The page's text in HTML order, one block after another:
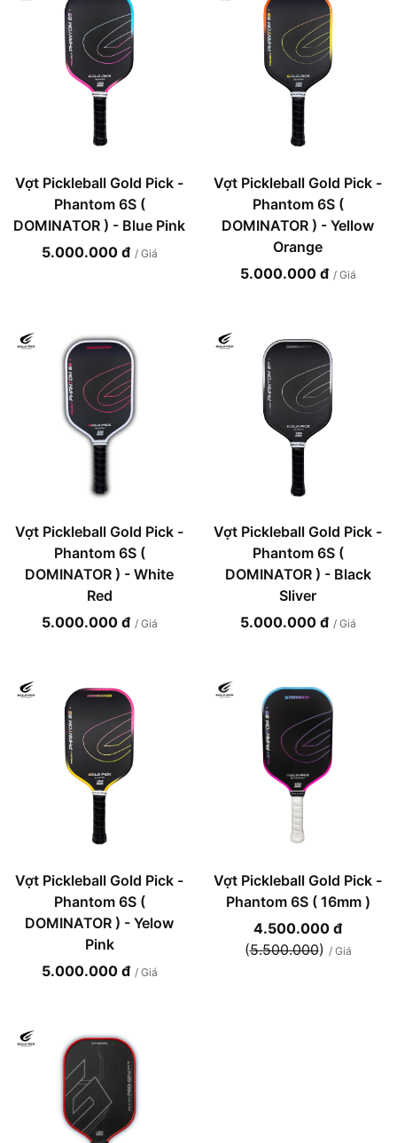
Vợt Pickleball Gold Pick -
Phantom 6S (
DOMINATOR ) - Blue Pink
5.000.000 đ / Giá
Vợt Pickleball Gold Pick -
Phantom 6S (
DOMINATOR ) - Yellow
Orange
5.000.000 đ / Giá
Vợt Pickleball Gold Pick -
Phantom 6S (
DOMINATOR ) - White
Red
5.000.000 đ / Giá
Vợt Pickleball Gold Pick -
Phantom 6S (
DOMINATOR ) - Black
Sliver
5.000.000 đ / Giá
Vợt Pickleball Gold Pick -
Phantom 6S (
DOMINATOR ) - Yelow
Pink
5.000.000 đ / Giá
Vợt Pickleball Gold Pick -
Phantom 6S ( 16mm )
4.500.000 đ
(5.500.000) / Giá